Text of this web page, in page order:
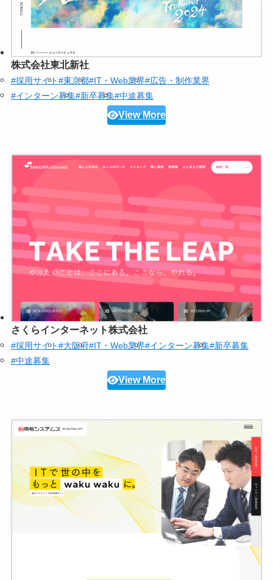
株式会社東北新社
#採用サイト#東京都#IT・Web業界#広告・制作業界
#インターン募集#新卒募集#中途募集
View More
さくらインターネット株式会社
#採用サイト#大阪府#IT・Web業界#インターン募集#新卒募集
#中途募集
View More